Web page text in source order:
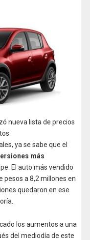
nueva lista de precios
ya se sabe que el
más
El auto más vendido
pesos a 8,2 millones en
quedaron en ese
los aumentos a una
del mediodía de este